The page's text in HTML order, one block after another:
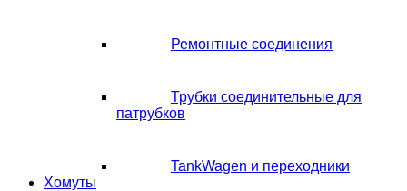
Ремонтные соединения
Трубки соединительные для
патрубков
TankWagen и переходники
Хомуты